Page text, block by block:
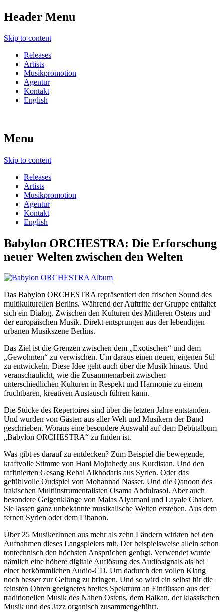
Header Menu
Skip to content
Releases
Artists
Musikpromotion
Agentur
Kontakt
English
Menu
Skip to content
Releases
Artists
Musikpromotion
Agentur
Kontakt
English
Babylon ORCHESTRA: Die Erforschung
neuer Welten zwischen den Welten
Das Babylon ORCHESTRA repräsentiert den frischen Sound des
multikulturellen Berlins. Während der Auftritte der Gruppe entfaltet
sich ein Dialog. Zwischen den Kulturen des Mittleren Ostens und
der europäischen Musik. Direkt entsprungen aus der lebendigen
urbanen Musikszene Berlins.
Das Ziel ist die Grenzen zwischen dem „Exotischen“ und dem
„Gewohnten“ zu verwischen. Um daraus einen neuen, eigenen Stil
zu entwickeln. Diese Idee geht auch über die Musik hinaus. Und
veranschaulicht, wie die Zusammenarbeit zwischen
unterschiedlichen Kulturen in Respekt und Harmonie zu einem
fruchtbaren, kreativen Austausch führen kann.
Die Stücke des Repertoires sind über die letzten Jahre entstanden.
Und wurden von Gästen aus aller Welt und Musikern der Band
geschrieben. Woraus eine besondere Auswahl auf dem Debütalbum
„Babylon ORCHESTRA“ zu finden ist.
Was gibt es darauf zu entdecken? Zum Beispiel die bewegende,
kraftvolle Stimme von Hani Mojtahedy aus Kurdistan. Und den
raffinierten Gesang Rebal Alkhodaris aus Syrien. Oder das
gefühlvolle Oudspiel von Mohannad Nasser. Und die Qanoon des
irakischen Multiinstrumentalisten Osama Abdulrasol. Aber auch
besondere Geigenklänge von Maias Alyamani und Layale Chaker.
Sie lassen ganz unbekannte musikalische Welten erstehen. Aus dem
fernen Syrien oder dem Libanon.
Über 25 MusikerInnen aus mehr als zehn Ländern wirkten bei den
Aufnahmen dieses Langspielers mit. Der beispielsweise allein schon
tontechnisch den höchsten Ansprüchen genügt. Verwendet wurde
nämlich eine höhere digitale Auflösung des Audiosignals als bei
einer herkömmlichen Audio-CD. Um dadurch den vollen Klang
noch besser zur Geltung zu bringen. Und so wird ein selbst für die
feinsten Ohren geeignetes breites Spektrum an Einflüssen aus der
traditionellen Musik des Nahen Ostens, dem Balkan, der klassischen
Musik und des Jazz organisch zusammengeführt.